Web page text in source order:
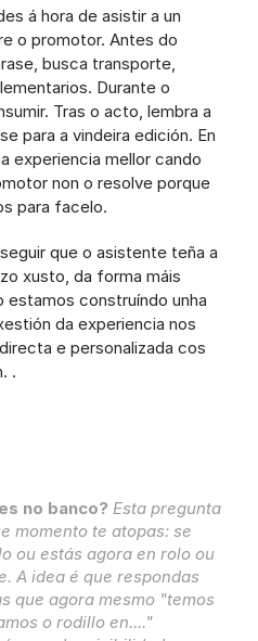
á hora de asistir a un
o promotor. Antes do
busca transporte,
Durante o
Tras o acto, lembra a
para a vindeira edición. En
experiencia mellor cando
non o resolve porque
para facelo.
que o asistente teña a
xusto, da forma máis
estamos construíndo unha
da experiencia nos
e personalizada cos
.
no banco? Esta pregunta
momento te atopas: se
ou estás agora en rolo ou
A idea é que respondas
que agora mesmo "temos
o rodillo en...."